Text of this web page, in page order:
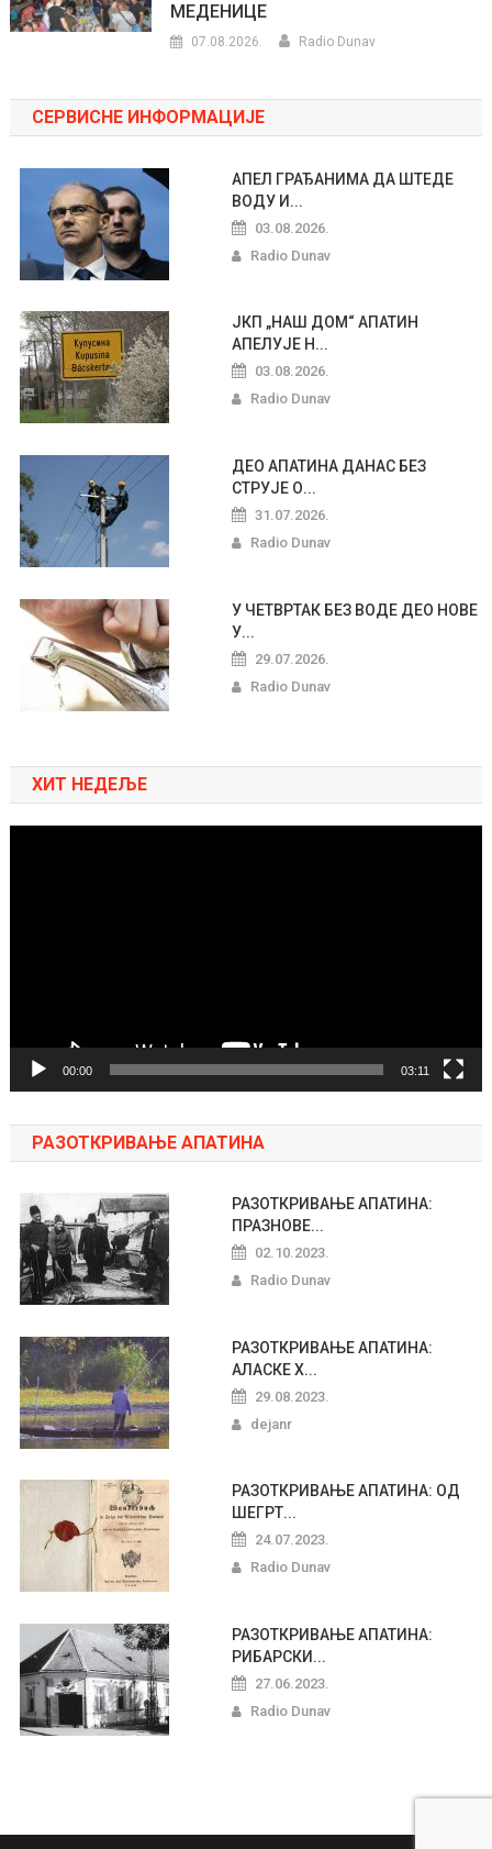
МЕДЕНИЦЕ
07.08.2026. Radio Dunav
СЕРВИСНЕ ИНФОРМАЦИЈЕ
АПЕЛ ГРАЂАНИМА ДА ШТЕДЕ
ВОДУ И...
03.08.2026.
Radio Dunav
ЈКП „НАШ ДОМ“ АПАТИН
АПЕЛУЈЕ Н...
03.08.2026.
Radio Dunav
ДЕО АПАТИНА ДАНАС БЕЗ
СТРУЈЕ О...
31.07.2026.
Radio Dunav
У ЧЕТВРТАК БЕЗ ВОДЕ ДЕО НОВЕ
У...
29.07.2026.
Radio Dunav
ХИТ НЕДЕЉЕ
00:00 03:11
РАЗОТКРИВАЊЕ АПАТИНА
РАЗОТКРИВАЊЕ АПАТИНА:
ПРАЗНОВЕ...
02.10.2023.
Radio Dunav
РАЗОТКРИВАЊЕ АПАТИНА:
АЛАСКЕ Х...
29.08.2023.
dejanr
РАЗОТКРИВАЊЕ АПАТИНА: ОД
ШЕГРТ...
24.07.2023.
Radio Dunav
РАЗОТКРИВАЊЕ АПАТИНА:
РИБАРСКИ...
27.06.2023.
Radio Dunav